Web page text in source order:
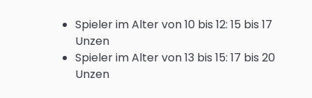
Spieler im Alter von 10 bis 12: 15 bis 17
Unzen
Spieler im Alter von 13 bis 15: 17 bis 20
Unzen